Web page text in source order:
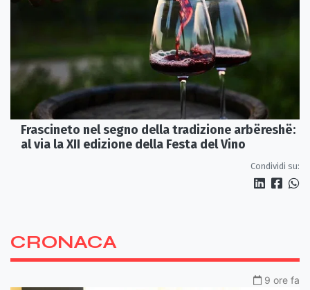
Frascineto nel segno della tradizione arbëreshë:
al via la XII edizione della Festa del Vino
Condividi su:
CRONACA
9 ore fa